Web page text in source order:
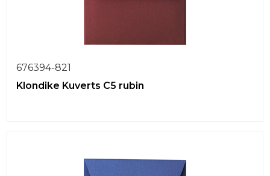
676394-821
Klondike Kuverts C5 rubin